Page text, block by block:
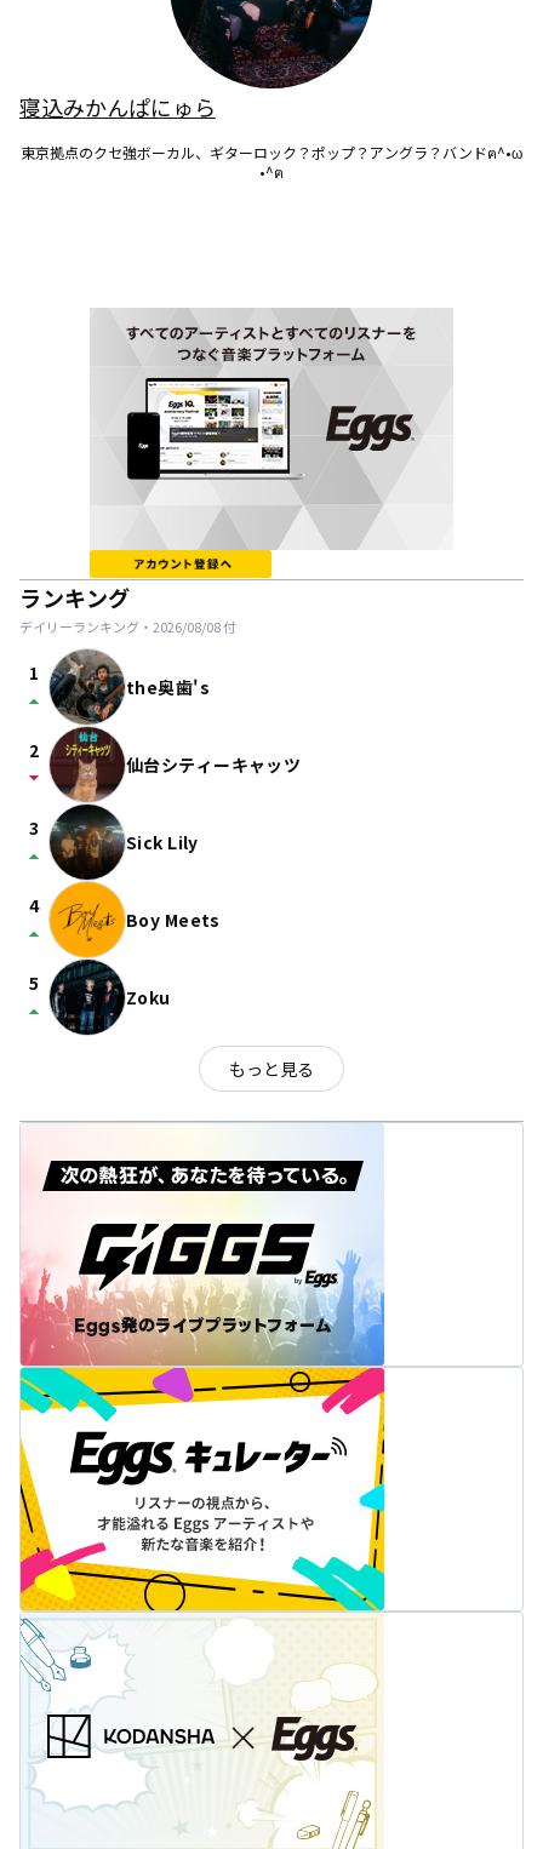
寝込みかんぱにゅら
東京拠点のクセ強ボーカル、ギターロック？ポップ？アングラ？バンドฅ^•ω
•^ฅ
ランキング
デイリーランキング・ 2026/08/08付
1
arrow_drop_up the奥歯's
2
arrow_drop_down 仙台シティーキャッツ
3
arrow_drop_up Sick Lily
4
arrow_drop_up Boy Meets
5
arrow_drop_up Zoku
もっと見る